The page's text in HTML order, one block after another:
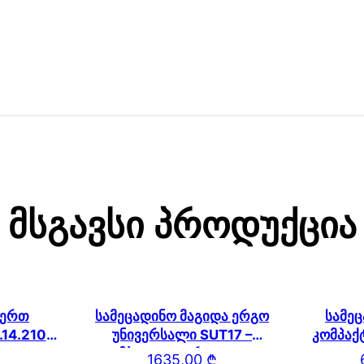
Მსგავსი Პროდუქცია
სამეცადინო მაგიდა ერგო
უნივერსალი SUT17 –
ტუმბოთი, გვერდითა და
1635,00 ₾